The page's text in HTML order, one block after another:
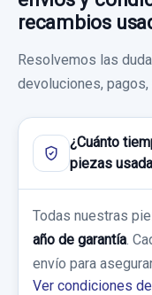
Sin IVA, gastos de
100,00 €
Sin IVA, gastos de
Ref:1059439
80,16 €
Sin IVA, gastos de
TRANSMISION
BV613B436TA
TRANSMISION
FORD FOCUS III
Garantía 1 año
60,00 €
Sin IVA, gastos de
FORD FOCUS III
Garantía 1 año
Ref:1059418
FORD FOCUS III
recambios
Resolvemos las
devoluciones, pagos,
¿Cuánto
piezas
Todas nuestras
año de garantía .
envío para
Ver condiciones